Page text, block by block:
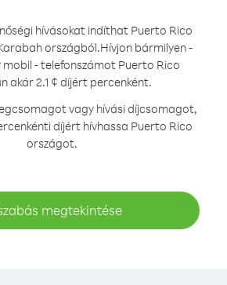
hívásokat indíthat Puerto Rico
országból.Hívjon bármilyen -
mobil - telefonszámot Puerto Rico
akár 2.1 ¢ díjért percenként.
vagy hívási díjcsomagot,
díjért hívhassa Puerto Rico
országot.
megtekintése